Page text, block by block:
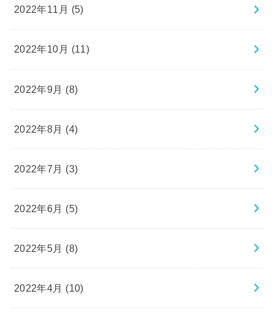
2022年11月 (5)
2022年10月 (11)
2022年9月 (8)
2022年8月 (4)
2022年7月 (3)
2022年6月 (5)
2022年5月 (8)
2022年4月 (10)